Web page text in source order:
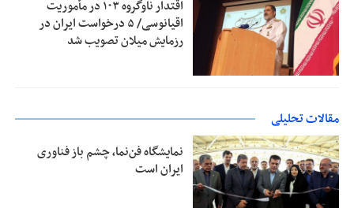
اقتدار ناوگروه ۱۰۳ در مأموریت‌
اقیانوسی/ ۵ درخواست ایران در
رزمایش میلان تصویب شد
مقالات تحلیلی
نمایشگاه فن‌نما، چشم باز فناوری
ایران است